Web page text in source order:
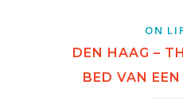
ON
DEN HAAG –
BED VAN